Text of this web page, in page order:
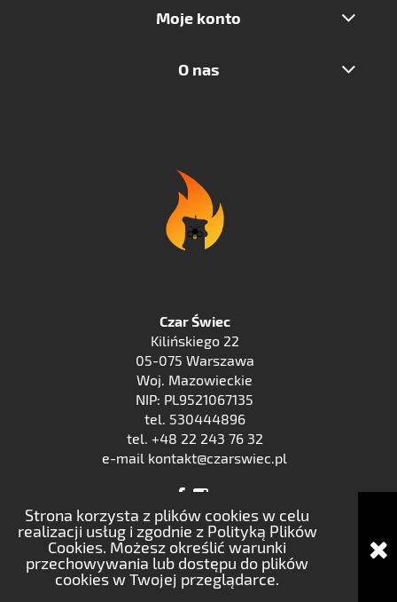
Strona korzysta z plików cookies w celu
realizacji usług i zgodnie z Polityką Plików
Cookies. Możesz określić warunki
przechowywania lub dostępu do plików
cookies w Twojej przeglądarce.
Moje konto
O nas
Czar Świec
Kilińskiego 22
05-075 Warszawa
Woj. Mazowieckie
NIP: PL9521067135
tel. 530444896
tel. +48 22 243 76 32
e-mail kontakt@czarswiec.pl
pokaż pełną wersję strony
Sklep internetowy Shoper.pl